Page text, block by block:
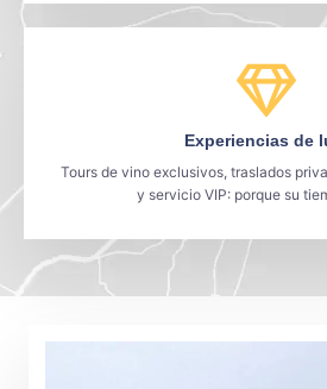
Experiencias de
Tours de vino exclusivos, traslados
y servicio VIP: porque su